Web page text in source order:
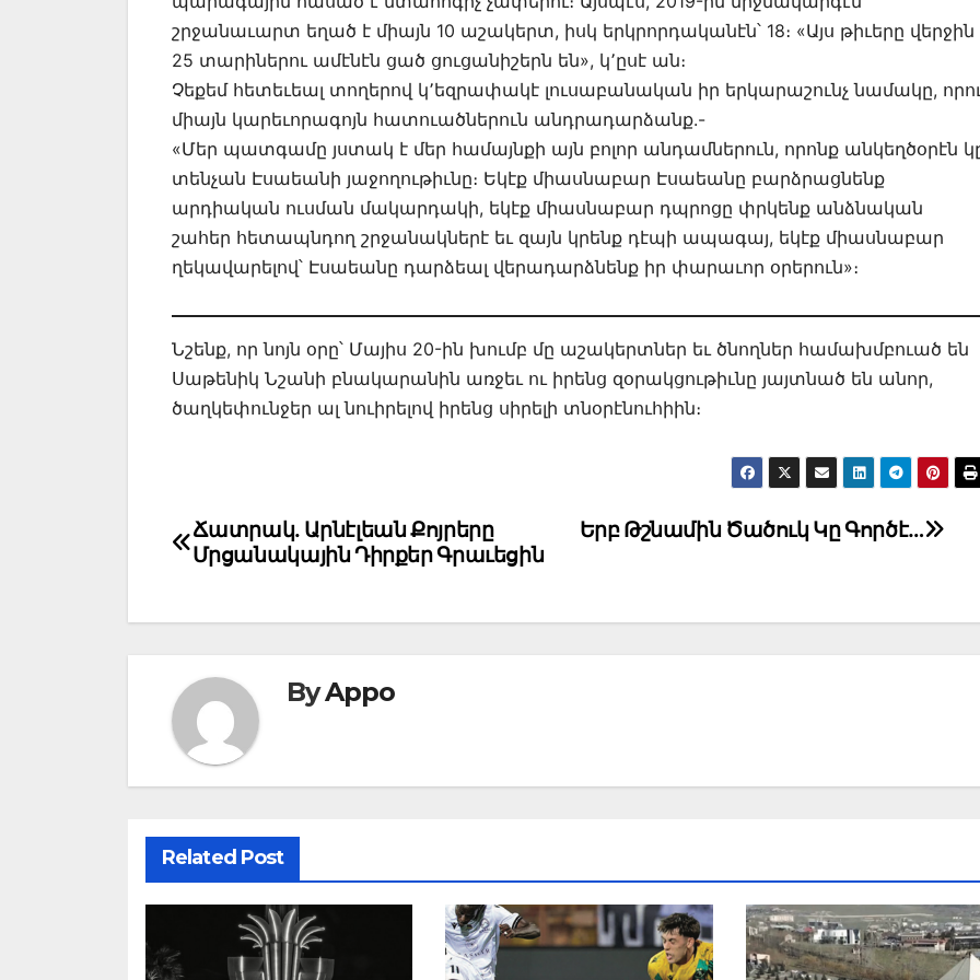
շրջանաւարտ եղած է միայն 10 աշակերտ, իսկ երկրորդականէն՝ 18։ «Այս թիւերը վերջին
25 տարիներու ամէնէն ցած ցուցանիշերն են», կ՚ըսէ ան։
Չեքեմ հետեւեալ տողերով կ՚եզրափակէ լուսաբանական իր երկարաշունչ նամակը,
միայն կարեւորագոյն հատուածներուն անդրադարձանք.-
«Մեր պատգամը յստակ է մեր համայնքի այն բոլոր անդամներուն, որոնք անկեղծօրէն
տենչան Էսաեանի յաջողութիւնը։ Եկէք միասնաբար Էսաեանը բարձրացնենք
արդիական ուսման մակարդակի, եկէք միասնաբար դպրոցը փրկենք անձնական
շահեր հետապնդող շրջանակներէ եւ զայն կրենք դէպի ապագայ, եկէք միասնաբար
ղեկավարելով՝ Էսաեանը դարձեալ վերադարձնենք իր փարաւոր օրերուն»։
Նշենք, որ նոյն օրը՝ Մայիս 20-ին խումբ մը աշակերտներ եւ ծնողներ համախմբուած են
Սաթենիկ Նշանի բնակարանին առջեւ ու իրենց զօրակցութիւնը յայտնած են անոր,
ծաղկեփունջեր ալ նուիրելով իրենց սիրելի տնօրէնուհիին։
Post
navigation
Երբ Թշնամին Ծածուկ Կը Գործէ…
Ճատրակ. Արնէլեան Քոյրերը
Մրցանակային Դիրքեր Գրաւեցին
ByAppo
Related Post